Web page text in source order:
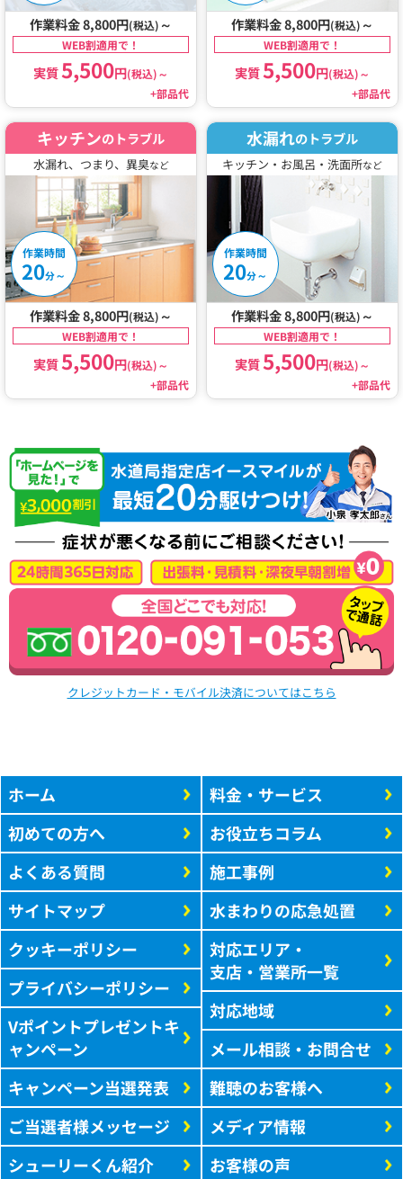
作業料金 8,800円(税込) ～
WEB割適用で！
実質5,500円(税込)～
+部品代
作業料金 8,800円(税込) ～
WEB割適用で！
実質5,500円(税込)～
+部品代
キッチンのトラブル
水漏れ、つまり、異臭など
作業時間
20分～
作業料金 8,800円(税込) ～
WEB割適用で！
実質5,500円(税込)～
+部品代
水漏れのトラブル
キッチン・お風呂・洗面所など
作業時間
20分～
作業料金 8,800円(税込) ～
WEB割適用で！
実質5,500円(税込)～
+部品代
クレジットカード・モバイル決済についてはこちら
ホーム
初めての方へ
よくある質問
サイトマップ
クッキーポリシー
プライバシーポリシー
Vポイントプレゼントキ
ャンペーン
キャンペーン当選発表
ご当選者様メッセージ
シューリーくん紹介
料金・サービス
お役立ちコラム
施工事例
水まわりの応急処置
対応エリア・
支店・営業所一覧
対応地域
メール相談・お問合せ
難聴のお客様へ
メディア情報
お客様の声